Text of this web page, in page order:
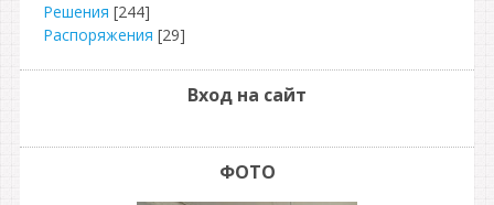
Решения [244]
Распоряжения [29]
Вход на сайт
ФОТО